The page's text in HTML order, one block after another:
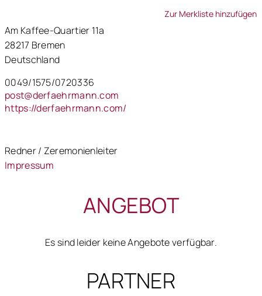
Zur Merkliste hinzufügen
Am Kaffee-Quartier 11a
28217 Bremen
Deutschland
0049/1575/0720336
post@derfaehrmann.com
https://derfaehrmann.com/
Redner / Zeremonienleiter
Impressum
ANGEBOT
Es sind leider keine Angebote verfügbar.
PARTNER